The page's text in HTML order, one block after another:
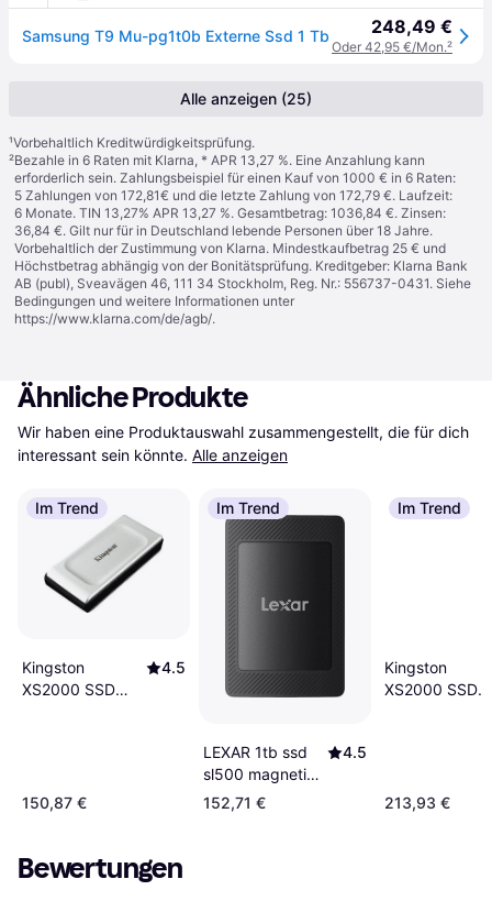
Samsung T9 Mu-pg1t0b Externe Ssd 1 Tb 248,49 €
Oder 42,95 €/Mon.²
Alle anzeigen (25)
¹Vorbehaltlich Kreditwürdigkeitsprüfung.
²Bezahle in 6 Raten mit Klarna, * APR 13,27 %. Eine Anzahlung kann
erforderlich sein. Zahlungsbeispiel für einen Kauf von 1000 € in 6 Raten:
5 Zahlungen von 172,81€ und die letzte Zahlung von 172,79 €. Laufzeit:
6 Monate. TIN 13,27% APR 13,27 %. Gesamtbetrag: 1036,84 €. Zinsen:
36,84 €. Gilt nur für in Deutschland lebende Personen über 18 Jahre.
Vorbehaltlich der Zustimmung von Klarna. Mindestkaufbetrag 25 € und
Höchstbetrag abhängig von der Bonitätsprüfung. Kreditgeber: Klarna Bank
AB (publ), Sveavägen 46, 111 34 Stockholm, Reg. Nr.: 556737-0431. Siehe
Bedingungen und weitere Informationen unter
https://www.klarna.com/de/agb/.
Ähnliche Produkte
Wir haben eine Produktauswahl zusammengestellt, die für dich
interessant sein könnte. Alle anzeigen
Im Trend
Kingston
XS2000 SSD
4.5
150,87 €
Im Trend
LEXAR 1tb ssd
sl500 magnetic
set usb3.2
gen2x2 up to
4.5
152,71 €
Im Trend
Kingston
XS2000 SSD
213,93 €
Bewertungen